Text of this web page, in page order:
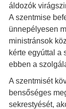
áldozók
A szentmise
ünnepélyesen
ministránsok
kérte egyúttal a
ebben a
A szentmisét
bensőséges
sekrestyését,